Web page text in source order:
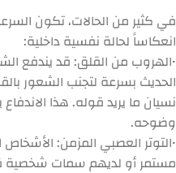
في كثير من الحالات، تكون
انعكاساً لحالة نفسية داخلية:
•الهروب من القلق: قد يندفع
الحديث بسرعة لتجنب الشعور
نسيان ما يريد قوله. هذا
وضوحه.
•التوتر العصبي المزمن: